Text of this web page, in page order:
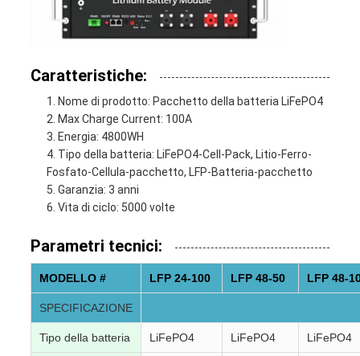
Caratteristiche:
Nome di prodotto: Pacchetto della batteria LiFePO4
Max Charge Current: 100A
Energia: 4800WH
Tipo della batteria: LiFePO4-Cell-Pack, Litio-Ferro-
Fosfato-Cellula-pacchetto, LFP-Batteria-pacchetto
Garanzia: 3 anni
Vita di ciclo: 5000 volte
Parametri tecnici:
MODELLO # LFP 24-100 LFP 48-50 LFP 48-
SPECIFICAZIONE
Tipo della batteria LiFePO4 LiFePO4 LiFePO4